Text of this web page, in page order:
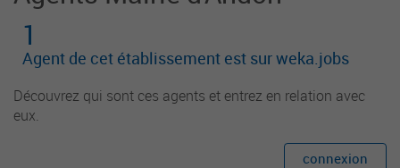
1
Agent de cet établissement est sur weka.jobs
Découvrez qui sont ces agents et entrez en relation avec
eux.
connexion